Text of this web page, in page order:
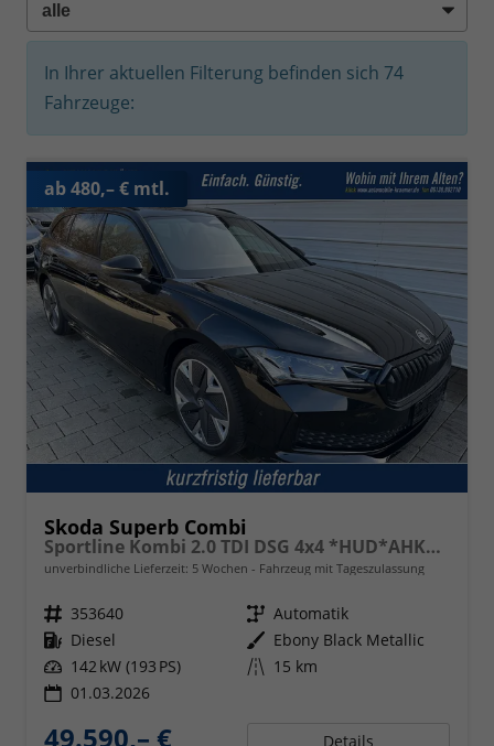
In Ihrer aktuellen Filterung befinden sich 74
Fahrzeuge:
ab 480,– € mtl.
Skoda Superb Combi
Sportline Kombi 2.0 TDI DSG 4x4 *HUD*AHK*Navi*Matrix*AssistenzPlus*NAVI*E-Heck*Keyless
unverbindliche Lieferzeit: 5 Wochen Fahrzeug mit Tageszulassung
Fahrzeugnr. 353640 Getriebe Automatik
Kraftstoff Diesel Außenfarbe Ebony Black Metallic
Leistung 142 kW (193 PS) Kilometerstand 15 km
01.03.2026
49.590,– € Details